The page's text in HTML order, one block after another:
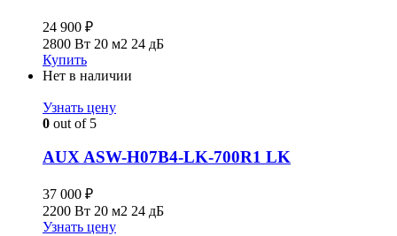
24 900 ₽
2800 Вт 20 м2 24 дБ
Купить
Нет в наличии
Узнать цену
0 out of 5
AUX ASW-H07B4-LK-700R1 LK
37 000 ₽
2200 Вт 20 м2 24 дБ
Узнать цену